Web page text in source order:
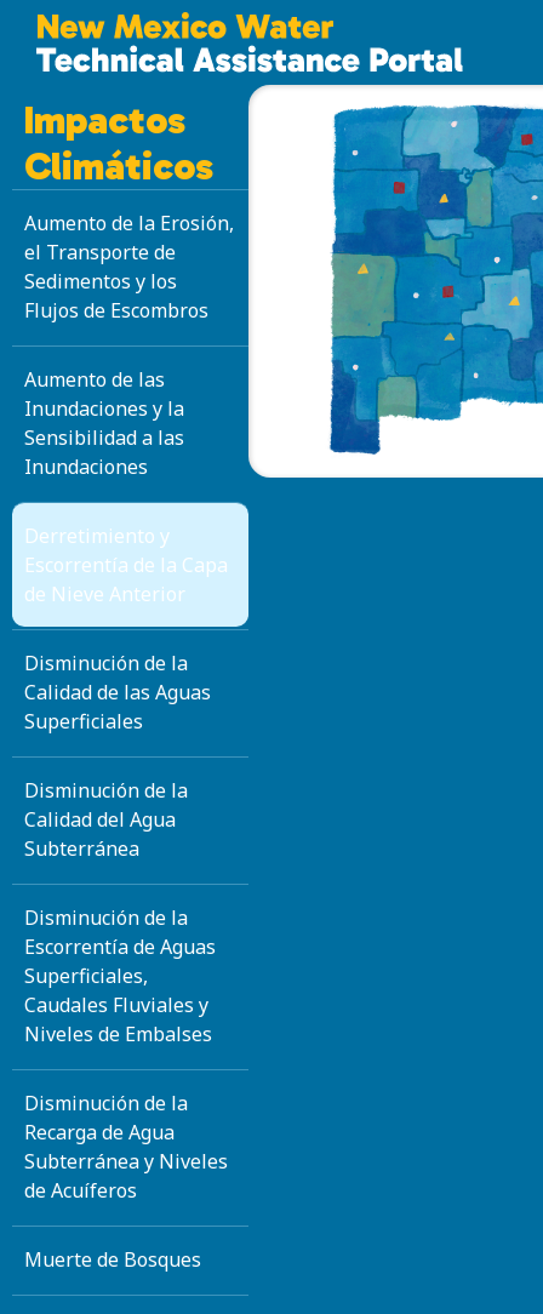
Impactos
Climáticos
Aumento de la Erosión,
el Transporte de
Sedimentos y los
Flujos de Escombros
Aumento de las
Inundaciones y la
Sensibilidad a las
Inundaciones
Derretimiento y
Escorrentía de la Capa
de Nieve Anterior
Disminución de la
Calidad de las Aguas
Superficiales
Disminución de la
Calidad del Agua
Subterránea
Disminución de la
Escorrentía de Aguas
Superficiales,
Caudales Fluviales y
Niveles de Embalses
Disminución de la
Recarga de Agua
Subterránea y Niveles
de Acuíferos
Muerte de Bosques